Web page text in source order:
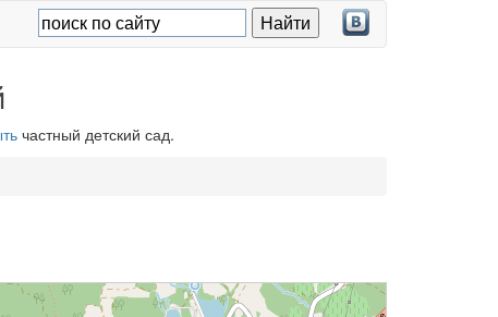
частный детский сад.